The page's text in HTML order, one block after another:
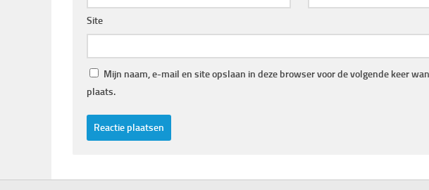
Site
Mijn naam, e-mail en site opslaan in deze browser voor de volgende keer
plaats.